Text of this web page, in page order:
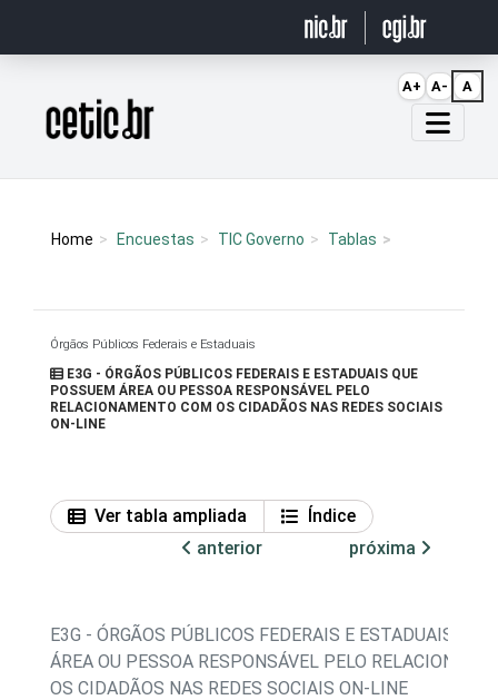
Página inicial
Home Encuestas TIC Governo Tablas
Órgãos Públicos Federais e Estaduais
E3G - ÓRGÃOS PÚBLICOS FEDERAIS E ESTADUAIS QUE
POSSUEM ÁREA OU PESSOA RESPONSÁVEL PELO
RELACIONAMENTO COM OS CIDADÃOS NAS REDES SOCIAIS
ON-LINE
Ver tabla ampliada
Índice
anterior
próxima
E3G - ÓRGÃOS PÚBLICOS FEDERAIS E ESTADUAIS
ÁREA OU PESSOA RESPONSÁVEL PELO
OS CIDADÃOS NAS REDES SOCIAIS ON-LINE
A+ A- A